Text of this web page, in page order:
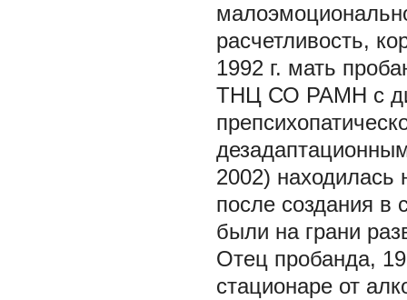
расчетливость,
1992 г. мать
ТНЦ СО РАМН с
2002) находилась
после создания в
были на грани
Отец пробанда,
стационаре от